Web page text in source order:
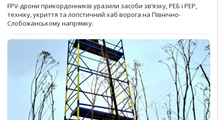
FPV-дрони прикордонників уразили засоби зв’язку, РЕБ і РЕР,
техніку, укриття та логістичний хаб ворога на Північно-
Слобожанському напрямку.